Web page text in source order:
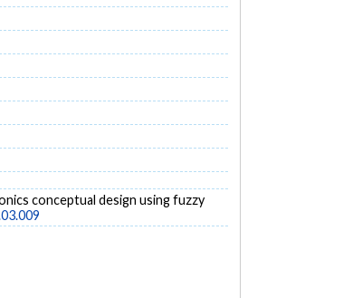
conceptual design using fuzzy